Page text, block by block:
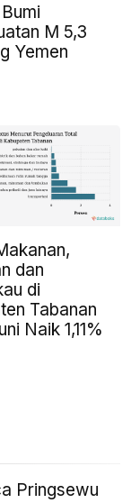
M 5,3
Yemen
dan
di
Tabanan
Naik 1,11%
Pringsewu